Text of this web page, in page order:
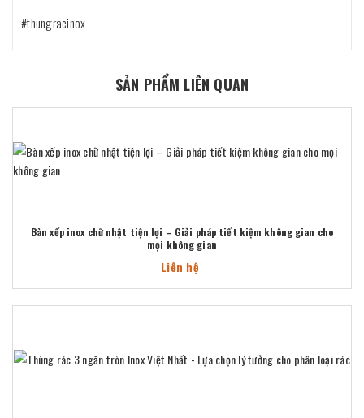
#thungracinox
SẢN PHẨM LIÊN QUAN
Bàn xếp inox chữ nhật tiện lợi – Giải pháp tiết kiệm không gian cho
mọi không gian
Liên hệ